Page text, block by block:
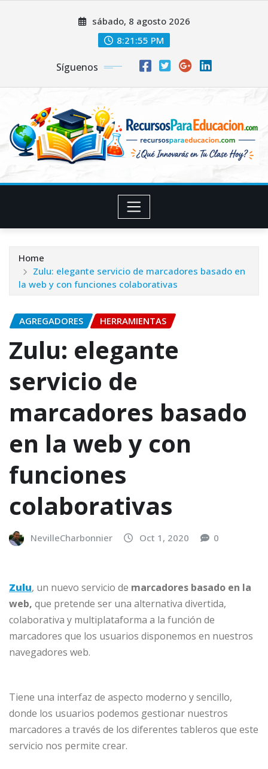
sábado, 8 agosto 2026
8:21:56 PM
Síguenos
Home
Zulu: elegante servicio de marcadores basado en
la web y con funciones colaborativas
AGREGADORES HERRAMIENTAS
Zulu: elegante
servicio de
marcadores basado
en la web y con
funciones
colaborativas
NevilleCharbonnier Oct 1, 2020 0
Zulu, un nuevo servicio de marcadores basado en la
web, que pretende ser una alternativa divertida,
colaborativa y multiplataforma a la función de
marcadores que los usuarios disponemos en nuestros
navegadores web.
Tiene una interfaz de aspecto moderno y sencillo,
donde los usuarios podemos gestionar nuestros
marcadores a través de los diferentes tableros que este
servicio nos permite crear.